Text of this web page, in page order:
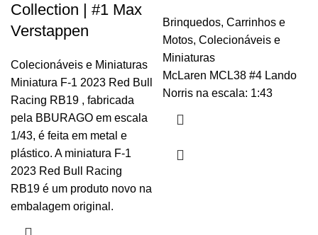
Collection | #1 Max
Verstappen
Colecionáveis e Miniaturas
Miniatura F-1 2023 Red Bull
Racing RB19 , fabricada
pela BBURAGO em escala
1/43, é feita em metal e
plástico. A miniatura F-1
2023 Red Bull Racing
RB19 é um produto novo na
embalagem original.
Brinquedos, Carrinhos e
Motos, Colecionáveis e
Miniaturas
McLaren MCL38 #4 Lando
Norris na escala: 1:43